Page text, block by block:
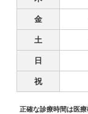
金
土
日
祝
正確な診療時間は医